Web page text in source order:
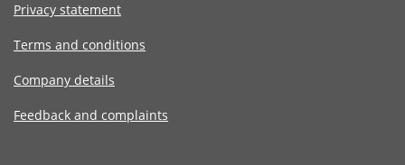
Privacy statement
Terms and conditions
Company details
Feedback and complaints